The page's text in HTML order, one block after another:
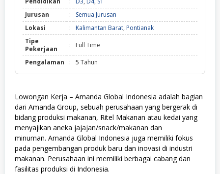
Jurusan
:
Semua Jurusan
Lokasi
: Kalimantan Barat, Pontianak
Tipe
Pekerjaan
: Full Time
Pengalaman : 5 Tahun
Lowongan Kerja – Amanda Global Indonesia adalah bagian
dari Amanda Group, sebuah perusahaan yang bergerak di
bidang produksi makanan, Ritel Makanan atau kedai yang
menyajikan aneka jajajan/snack/makanan dan
minuman. Amanda Global Indonesia juga memiliki fokus
pada pengembangan produk baru dan inovasi di industri
makanan. Perusahaan ini memiliki berbagai cabang dan
fasilitas produksi di Indonesia.